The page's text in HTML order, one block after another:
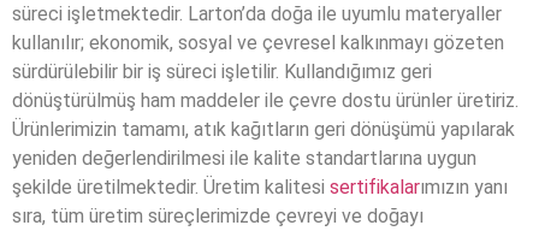
süreci işletmektedir. Larton’da doğa ile uyumlu materyaller
kullanılır; ekonomik, sosyal ve çevresel kalkınmayı gözeten
sürdürülebilir bir iş süreci işletilir. Kullandığımız geri
dönüştürülmüş ham maddeler ile çevre dostu ürünler üretiriz.
Ürünlerimizin tamamı, atık kağıtların geri dönüşümü yapılarak
yeniden değerlendirilmesi ile kalite standartlarına uygun
şekilde üretilmektedir. Üretim kalitesi sertifikalarımızın yanı
sıra, tüm üretim süreçlerimizde çevreyi ve doğayı